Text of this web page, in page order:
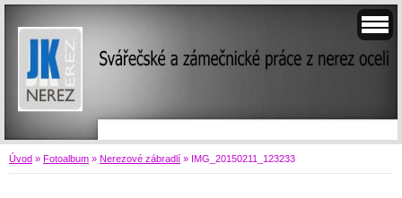
Úvod » Fotoalbum » Nerezové zábradlí » IMG_20150211_123233